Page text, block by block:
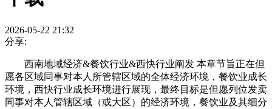
2026-05-22 21:32
分享:
西南地域经济&餐饮行业&西快行业阐发 本章节旨正在但
愿各区域同事对本人所管辖区域的全体经济环境，餐饮业成长
环境，西快行业成长环境进行展现，最终目标是但愿列位发卖
同事对本人管辖区域（或大区）的经济环境，餐饮业及其细分